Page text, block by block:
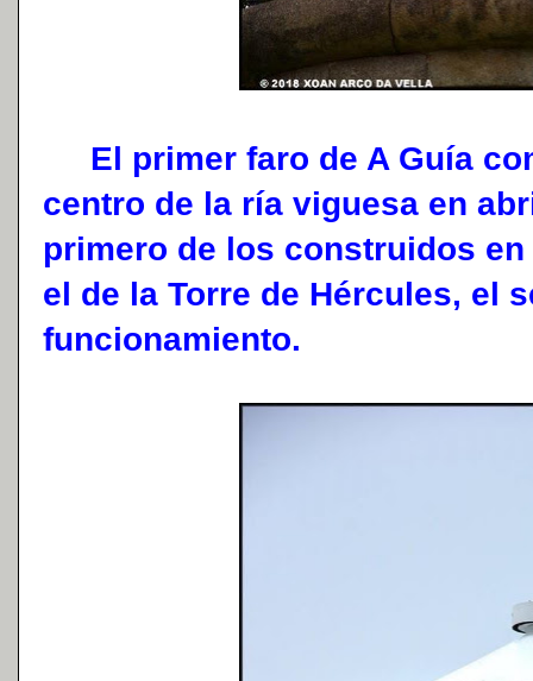
El primer faro de A Guía
centro de la ría viguesa en
primero de los construidos
el de la Torre de Hércules, el
funcionamiento.